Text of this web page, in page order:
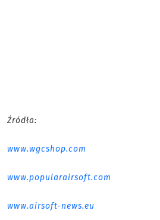
Źródła:
www.wgcshop.com
www.popularairsoft.com
www.airsoft-news.eu